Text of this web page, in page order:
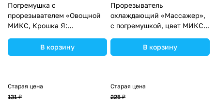
Погремушка с
прорезывателем «Овощной
МИКС, Крошка Я:
Крошка Я (№4754414).
В корзину
Прорезыватель
охлаждающий «Массажер»,
с погремушкой, цвет МИКС,
В корзину
Старая цена
131 ₽
Старая цена
225 ₽